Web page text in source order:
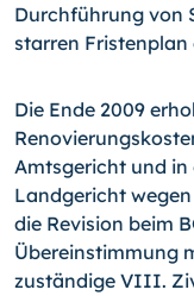
Durchführung von
starren Fristenplan
Die Ende 2009
Amtsgericht und
Landgericht
die Revision beim
Übereinstimmung
zuständige VIII.